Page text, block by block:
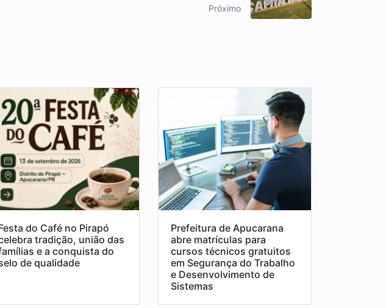
Próximo
do Café no Pirapó
tradição, união das
e a conquista do
de qualidade
Prefeitura de Apucarana
abre matrículas para
cursos técnicos gratuitos
em Segurança do Trabalho
e Desenvolvimento de
Sistemas